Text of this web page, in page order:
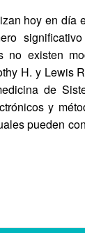
hoy en día
no existen
H. y Lewis
de
y
pueden